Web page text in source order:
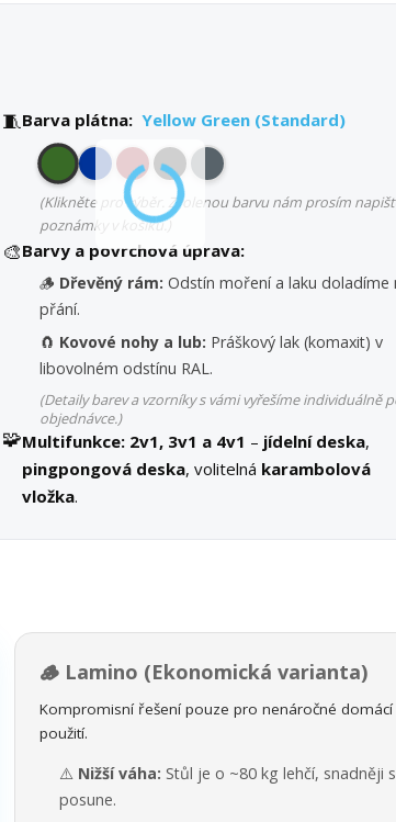
🧵Barva plátna: Yellow Green (Standard)
(Klikněte pro výběr. Zvolenou barvu nám prosím
poznámky v košíku.)
🎨Barvy a povrchová úprava:
🪵 Dřevěný rám: Odstín moření a laku doladíme
přání.
🧲 Kovové nohy a lub: Práškový lak (komaxit) v
libovolném odstínu RAL.
(Detaily barev a vzorníky s vámi vyřešíme individuálně
objednávce.)
🧩Multifunkce:2v1, 3v1 a 4v1 – jídelní deska,
pingpongová deska, volitelná karambolová
vložka.
🪵 Lamino (Ekonomická varianta)
Kompromisní řešení pouze pro nenáročné domácí
použití.
⚠️ Nižší váha: Stůl je o ~80 kg lehčí, snadněji
posune.